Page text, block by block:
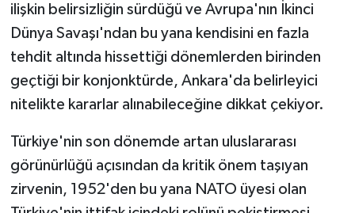
ilişkin belirsizliğin sürdüğü ve Avrupa'nın İkinci
Dünya Savaşı'ndan bu yana kendisini en fazla
tehdit altında hissettiği dönemlerden birinden
geçtiği bir konjonktürde, Ankara'da belirleyici
nitelikte kararlar alınabileceğine dikkat çekiyor.
Türkiye'nin son dönemde artan uluslararası
görünürlüğü açısından da kritik önem taşıyan
zirvenin, 1952'den bu yana NATO üyesi olan